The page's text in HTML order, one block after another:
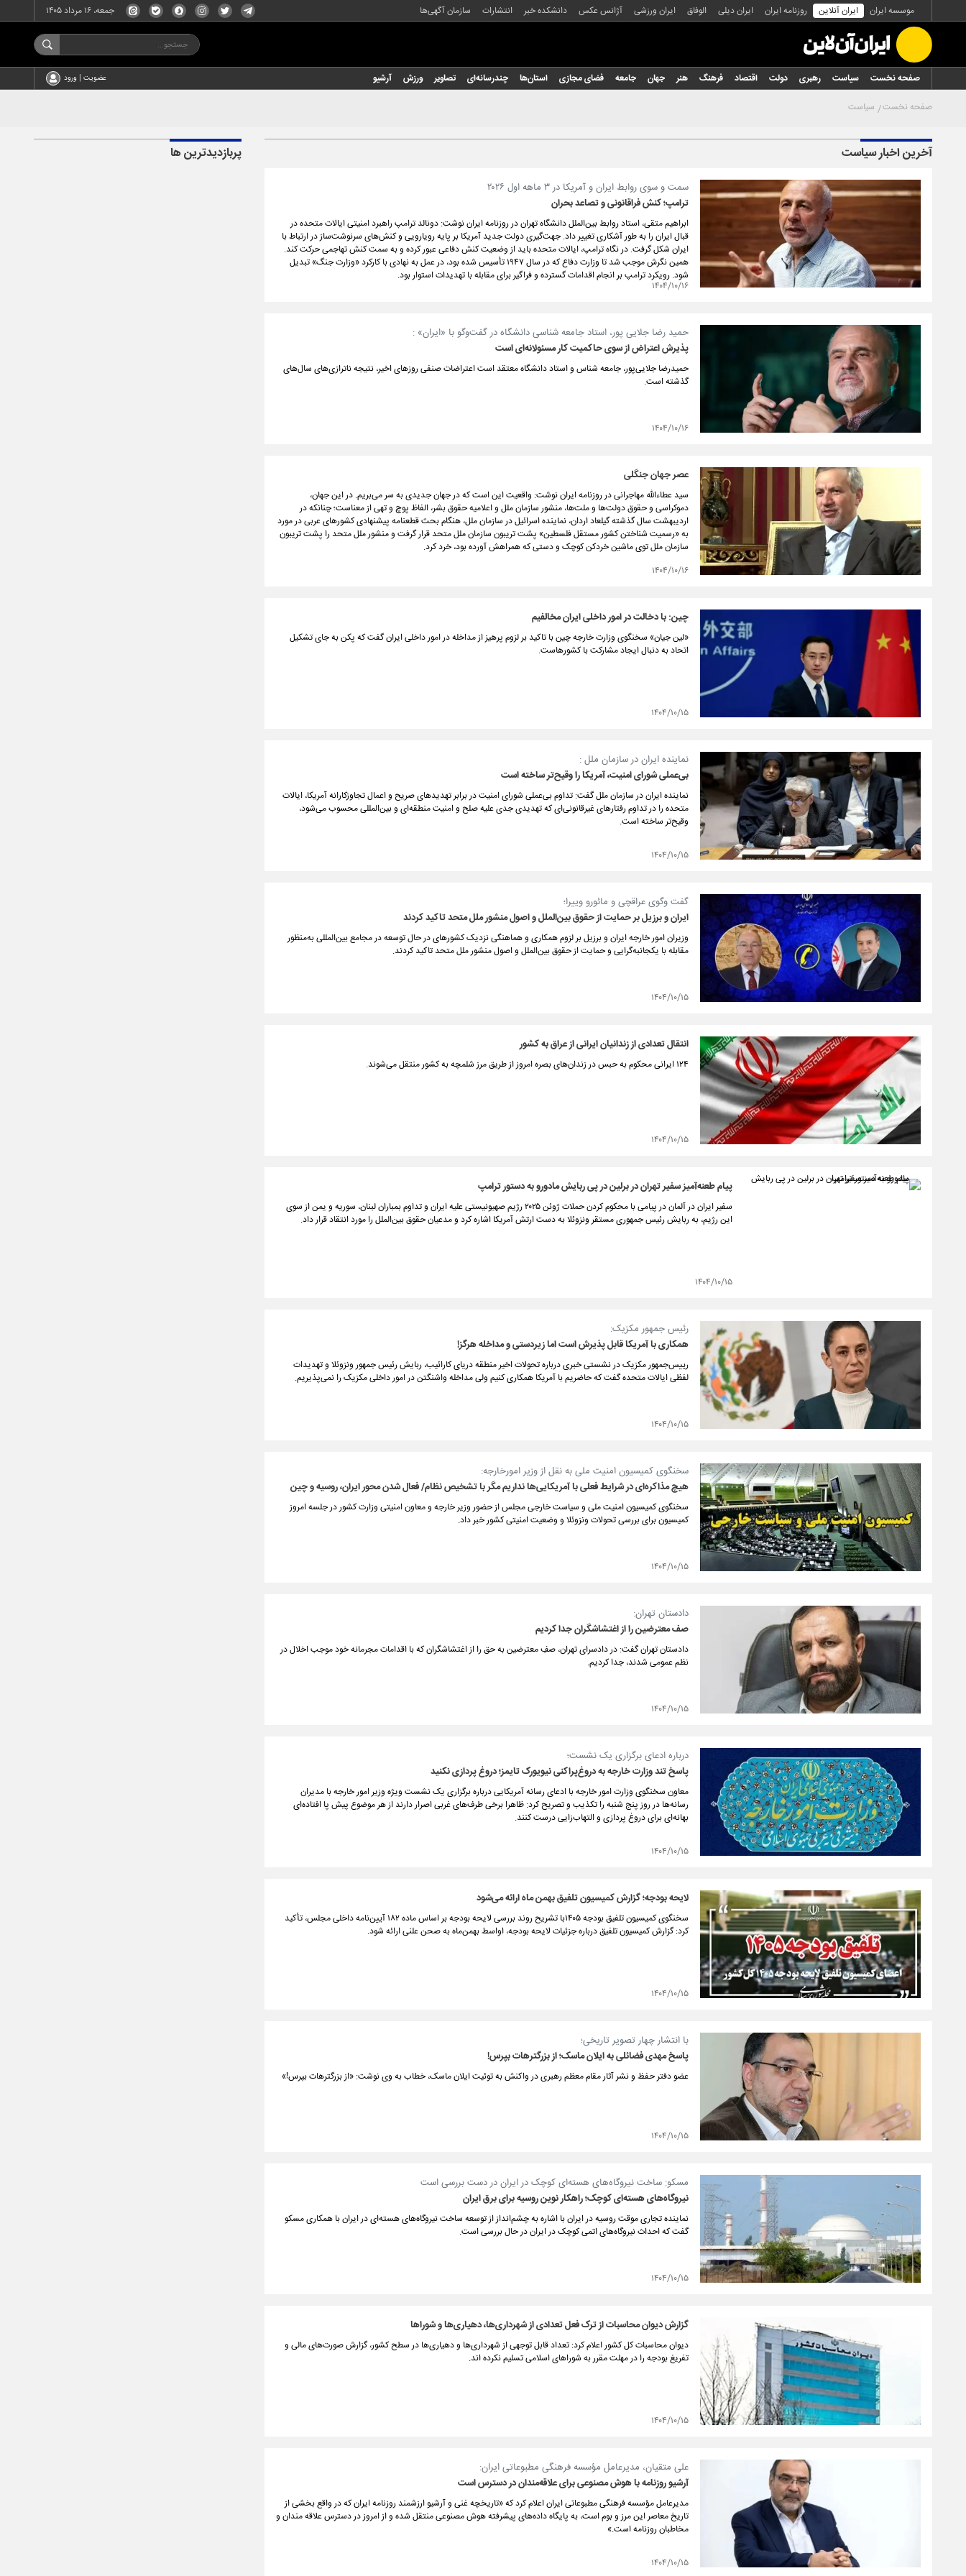
موسسه ایران ایران آنلاین روزنامه ایران ایران دیلی الوفاق ایران ورزشی آژانس عکس دانشکده خبر انتشارات سازمان آگهی‌ها جمعه، ۱۶ مرداد ۱۴۰۵
صفحه نخست سیاست رهبری دولت اقتصاد فرهنگ هنر جهان جامعه فضای مجازی استان‌ها چندرسانه‌ای تصاویر ورزش آرشیو عضویت | ورود
صفحه نخست سیاست
آخرین اخبار سیاست
سمت و سوی روابط ایران و آمریکا در ۳ ماهه اول ۲۰۲۶
ترامپ؛ کنش فراقانونی و تصاعد بحران
ابراهیم متقی، استاد روابط بین‌الملل دانشگاه تهران در روزنامه ایران نوشت: دونالد ترامپ راهبرد امنیتی ایالات متحده در
قبال ایران را به ‌طور آشکاری تغییر داد. جهت‌گیری دولت جدید آمریکا بر پایه رویارویی و کنش‌های سرنوشت‌ساز در ارتباط با
ایران شکل گرفت. در نگاه ترامپ، ایالات متحده باید از وضعیت کنش دفاعی عبور کرده و به سمت کنش تهاجمی حرکت کند.
همین نگرش موجب شد تا وزارت دفاع که در سال ۱۹۴۷ تأسیس شده بود، در عمل به نهادی با کارکرد «وزارت جنگ» تبدیل
شود. رویکرد ترامپ بر انجام اقدامات گسترده و فراگیر برای مقابله با تهدیدات استوار بود.
۱۴۰۴/۱۰/۱۶
حمید رضا جلایی پور، استاد جامعه شناسی دانشگاه در گفت‌وگو با «ایران» :
پذیرش اعتراض از سوی حاکمیت کار مسئولانه‌ای است
حمیدرضا جلایی‌پور، جامعه شناس و استاد دانشگاه معتقد است اعتراضات صنفی روزهای اخیر، نتیجه ناترازی‌های سال‌های
گذشته است.
۱۴۰۴/۱۰/۱۶
عصر جهان جنگلی
سید عطاءالله مهاجرانی در روزنامه ایران نوشت: واقعیت این است که در جهان جدیدی به‌ سر می‌بریم. در این جهان،
دموکراسی و حقوق دولت‌ها و ملت‌ها، منشور سازمان ملل و اعلامیه حقوق بشر، الفاظ پوچ و تهی از معناست؛ چنانکه در
اردیبهشت‌ سال گذشته گیلعاد اردان، نماینده اسرائیل در سازمان ملل، هنگام بحث قطعنامه پیشنهادی کشورهای عربی در مورد
به «رسمیت شناختن کشور مستقل فلسطین» پشت تریبون سازمان ملل متحد قرار گرفت و منشور ملل متحد را پشت تریبون
سازمان ملل توی ماشین خردکن کوچک و دستی که همراهش آورده بود، خرد کرد.
۱۴۰۴/۱۰/۱۶
چین: با دخالت در امور داخلی ایران مخالفیم
«لین جیان» سخنگوی وزارت خارجه چین با تاکید بر لزوم پرهیز از مداخله در امور داخلی ایران گفت که پکن به جای تشکیل
اتحاد به دنبال ایجاد مشارکت با کشورهاست.
۱۴۰۴/۱۰/۱۵
نماینده ایران در سازمان ملل :
بی‌عملی شورای امنیت، آمریکا را وقیح‌تر ساخته است
نماینده ایران در سازمان ملل گفت: تداوم بی‌عملی شورای امنیت در برابر تهدیدهای صریح و اعمال تجاوزکارانه آمریکا، ایالات
متحده را در تداوم رفتارهای غیرقانونی‌ای که تهدیدی جدی علیه صلح و امنیت منطقه‌ای و بین‌المللی محسوب می‌شود،
وقیح‌تر ساخته است.
۱۴۰۴/۱۰/۱۵
گفت وگوی عراقچی و مائورو وییرا؛
ایران و برزیل بر حمایت از حقوق بین‌الملل و اصول منشور ملل متحد تاکید کردند
وزیران امور خارجه ایران و برزیل بر لزوم همکاری و هماهنگی نزدیک کشورهای در حال توسعه در مجامع بین‌المللی به‌منظور
مقابله با یکجانبه‌گرایی و حمایت از حقوق بین‌الملل و اصول منشور ملل متحد تاکید کردند.
۱۴۰۴/۱۰/۱۵
انتقال تعدادی از زندانیان ایرانی از عراق به کشور
۱۲۴ ایرانی محکوم به‌ حبس در زندان‌های بصره امروز از طریق مرز شلمچه به کشور منتقل می‌شوند.
۱۴۰۴/۱۰/۱۵
پیام طعنه‌آمیز سفیر تهران در برلین در پی ربایش مادورو به دستور ترامپ
سفیر ایران در آلمان در پیامی با محکوم کردن حملات ژوئن ۲۰۲۵ رژیم صهیونیستی علیه ایران و تداوم بمباران لبنان، سوریه و یمن از سوی
این رژیم، به ربایش رئیس جمهوری مستقر ونزوئلا به دست ارتش آمریکا اشاره کرد و مدعیان حقوق بین‌الملل را مورد انتقاد قرار داد.
۱۴۰۴/۱۰/۱۵
رئیس جمهور مکزیک:
همکاری با آمریکا قابل پذیرش است اما زیردستی و مداخله هرگز!
رییس‌جمهور مکزیک در نشستی خبری درباره تحولات اخیر منطقه دریای کارائیب، ربایش رئیس جمهور ونزوئلا و تهدیدات
لفظی ایالات متحده گفت که حاضریم با آمریکا همکاری کنیم ولی مداخله واشنگتن در امور داخلی مکزیک را نمی‌پذیریم.
۱۴۰۴/۱۰/۱۵
سخنگوی کمیسیون امنیت ملی به نقل از وزیر امورخارجه:
هیچ مذاکره‌ای در شرایط فعلی با آمریکایی‌ها نداریم مگر با تشخیص نظام/ فعال شدن محور ایران، روسیه و چین
سخنگوی کمیسیون امنیت ملی و سیاست خارجی مجلس از حضور وزیر خارجه و معاون امنیتی وزارت کشور در جلسه امروز
کمیسیون برای بررسی تحولات ونزوئلا و وضعیت امنیتی کشور خبر داد.
۱۴۰۴/۱۰/۱۵
دادستان تهران:
صف معترضین را از اغتشاشگران جدا کردیم
دادستان تهران گفت: در دادسرای تهران، صفِ معترضین به حق را از اغتشاشگران که با اقدامات مجرمانه خود موجب اخلال در
نظم عمومی شدند، جدا کردیم.
۱۴۰۴/۱۰/۱۵
درباره ادعای برگزاری یک نشست؛
پاسخ تند وزارت خارجه به دروغ‌پراکنی نیویورک تایمز؛ دروغ پردازی نکنید
معاون سخنگوی وزارت امور خارجه با ادعای رسانه آمریکایی درباره برگزاری یک نشست ویژه وزیر امور خارجه با مدیران
رسانه‌ها در روز پنج شنبه را تکذیب و تصریح کرد: ظاهرا برخی طرف‌های غربی اصرار دارند از هر موضوع پیش پا افتاده‌ای
بهانه‌ای برای دروغ پردازی و التهاب‌زایی درست کنند.
۱۴۰۴/۱۰/۱۵
لایحه بودجه؛ گزارش کمیسیون تلفیق بهمن ماه ارائه می‌شود
سخنگوی کمیسیون تلفیق بودجه ۱۴۰۵با تشریح روند بررسی لایحه بودجه بر اساس ماده ۱۸۲ آیین‌نامه داخلی مجلس، تأکید
کرد: گزارش کمیسیون تلفیق درباره جزئیات لایحه بودجه، اواسط بهمن‌ماه به صحن علنی ارائه شود.
۱۴۰۴/۱۰/۱۵
با انتشار چهار تصویر تاریخی؛
پاسخ مهدی فضائلی به ایلان ماسک؛ از بزرگترهات بپرس!
عضو دفتر حفظ و نشر آثار مقام معظم رهبری در واکنش به توئیت ایلان ماسک، خطاب به وی نوشت: «از بزرگترهات بپرس!»
۱۴۰۴/۱۰/۱۵
مسکو: ساخت نیروگاه‌های هسته‌ای کوچک در ایران در دست بررسی است
نیروگاه‌های هسته‌ای کوچک؛ راهکار نوین روسیه برای برق ایران
نماینده تجاری موقت روسیه در ایران با اشاره به چشم‌انداز از توسعه ساخت نیروگاه‌های هسته‌ای در ایران با همکاری مسکو
گفت که احداث نیروگاه‌های اتمی کوچک در ایران در حال بررسی است.
۱۴۰۴/۱۰/۱۵
گزارش دیوان محاسبات از ترک فعل تعدادی از شهرداری‌ها، دهیاری‌ها و شوراها
دیوان محاسبات کل کشور اعلام کرد: تعداد قابل توجهی از شهرداری‌ها و دهیاری‌ها در سطح کشور، گزارش صورت‌های مالی و
تفریغ بودجه را در مهلت مقرر به شوراهای اسلامی تسلیم نکرده اند.
۱۴۰۴/۱۰/۱۵
علی متقیان، مدیرعامل مؤسسه فرهنگی مطبوعاتی ایران:
آرشیو روزنامه با هوش مصنوعی برای علاقه‌مندان در دسترس است
مدیرعامل مؤسسه فرهنگی مطبوعاتی ایران اعلام کرد که «تاریخچه غنی و آرشیو ارزشمند روزنامه ایران که در واقع بخشی از
تاریخ معاصر این مرز و بوم است، به پایگاه داده‌های پیشرفته هوش مصنوعی منتقل شده و از امروز در دسترس علاقه مندان و
مخاطبان روزنامه است.»
۱۴۰۴/۱۰/۱۵
پربازدیدترین ها